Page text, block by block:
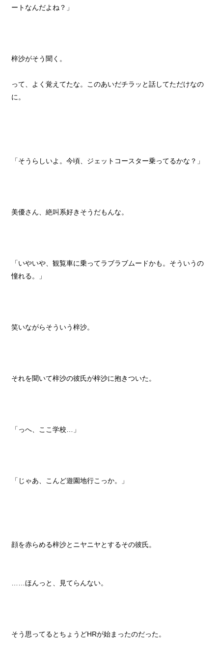
ートなんだよね？」
梓沙がそう聞く。
って、よく覚えてたな。このあいだチラッと話してただけなの
に。
「そうらしいよ。今頃、ジェットコースター乗ってるかな？」
美優さん、絶叫系好きそうだもんな。
「いやいや、観覧車に乗ってラブラブムードかも。そういうの
憧れる。」
笑いながらそういう梓沙。
それを聞いて梓沙の彼氏が梓沙に抱きついた。
「っへ、ここ学校…」
「じゃあ、こんど遊園地行こっか。」
顔を赤らめる梓沙とニヤニヤとするその彼氏。
……ほんっと、見てらんない。
そう思ってるとちょうどHRが始まったのだった。